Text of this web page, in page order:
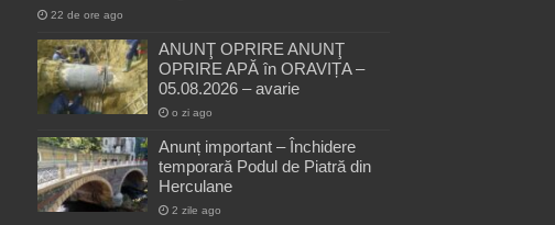
22 de ore ago
ANUNŢ OPRIRE ANUNŢ
OPRIRE APĂ în ORAVIȚA –
05.08.2026 – avarie
o zi ago
Anunț important – Închidere
temporară Podul de Piatră din
Herculane
2 zile ago